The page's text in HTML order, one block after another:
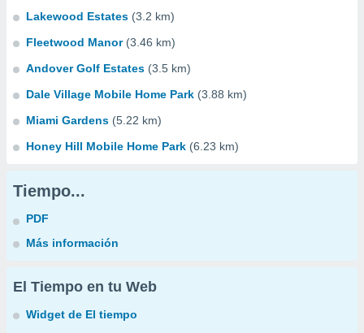
Lakewood Estates (3.2 km)
Fleetwood Manor (3.46 km)
Andover Golf Estates (3.5 km)
Dale Village Mobile Home Park (3.88 km)
Miami Gardens (5.22 km)
Honey Hill Mobile Home Park (6.23 km)
Tiempo...
PDF
Más información
El Tiempo en tu Web
Widget de El tiempo